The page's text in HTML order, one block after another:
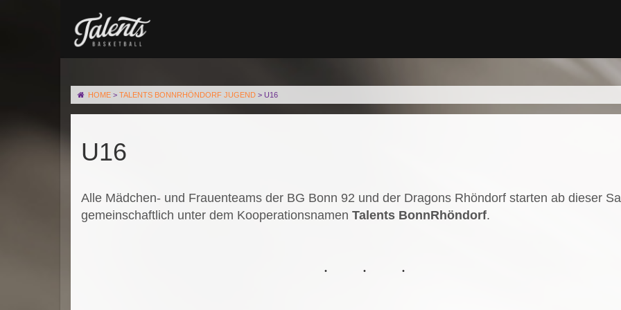
HOME > TALENTS BONNRHÖNDORF JUGEND > U16
U16
Alle Mädchen- und Frauenteams der BG Bonn 92 und der Dragons Rhöndorf starten ab dieser
gemeinschaftlich unter dem Kooperationsnamen Talents BonnRhöndorf.